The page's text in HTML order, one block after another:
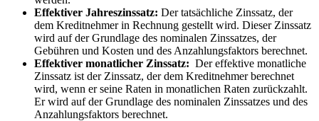
Effektiver Jahreszinssatz: Der ‍tatsächliche‍ Zinssatz, der
dem ⁢Kreditnehmer ⁤in ‍Rechnung gestellt wird. Dieser ⁣Zinssatz
wird auf ‌der ‍Grundlage ​des ⁢nominalen Zinssatzes, der
⁤Gebühren und‌ Kosten ⁣und des Anzahlungsfaktors berechnet.
Effektiver ​monatlicher ⁣Zinssatz: ‌ Der effektive monatliche
Zinssatz ist der Zinssatz,‍ der dem Kreditnehmer ‍berechnet
wird,⁢ wenn er⁤ seine Raten in⁣ monatlichen Raten zurückzahlt.
Er wird auf der Grundlage des nominalen Zinssatzes und des
Anzahlungsfaktors berechnet.